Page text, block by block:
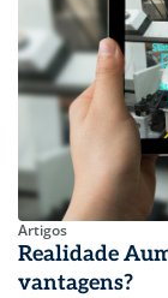
Artigos
Realidade
vantagens?